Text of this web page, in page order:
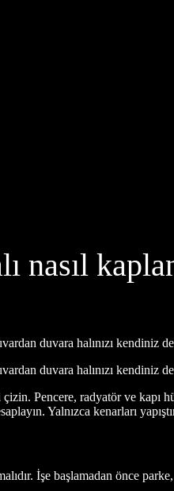
nasıl
duvara halınızı
duvara halınızı
Pencere, radyatör ve kapı
Yalnızca kenarları
İşe başlamadan önce